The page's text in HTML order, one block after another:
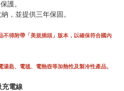
護。
，並提供三年保固。
不得附帶「美規插頭」版本，以確保符合國內
匙、電毯、電熱壺等加熱性及製冷性產品。
充電線